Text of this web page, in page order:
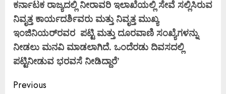
ಕರ್ನಾಟಕ ರಾಜ್ಯದಲ್ಲಿ ನೀರಾವರಿ ಇಲಾಖೆಯಲ್ಲಿ ಸೇವೆ ಸಲ್ಲಿಸಿರುವ
ನಿವೃತ್ತ ಕಾರ್ಯದರ್ಶಿವರು ಮತ್ತು ನಿವೃತ್ತ ಮುಖ್ಯ
ಇಂಜಿನಿಯರ್‌ರವರ ಪಟ್ಟಿ ಮತ್ತು ದೂರವಾಣಿ ಸಂಖ್ಯೆಗಳನ್ನು
ನೀಡಲು ಮನವಿ ಮಾಡಲಾಗಿದೆ. ಒಂದೆರಡು ದಿವಸದಲ್ಲಿ
ಪಟ್ಟಿನೀಡುವ ಭರವಸೆ ನೀಡಿದ್ದಾರೆ’
Previous